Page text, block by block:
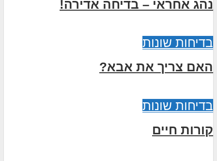
נהג אחראי – בדיחה אדירה!
בדיחות שונות
האם צריך את אבא?
בדיחות שונות
קורות חיים